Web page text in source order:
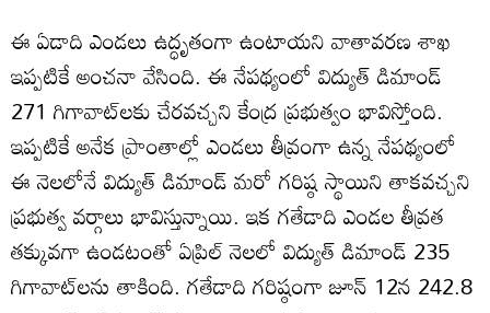
ఈ ఏడాది ఎండలు ఉద్ధృతంగా ఉంటాయని వాతావరణ శాఖ
ఇప్పటికే అంచనా వేసింది. ఈ నేపథ్యంలో విద్యుత్ డిమాండ్
271 గిగావాట్‌లకు చేరవచ్చని కేంద్ర ప్రభుత్వం భావిస్తోంది.
ఇప్పటికే అనేక ప్రాంతాల్లో ఎండలు తీవ్రంగా ఉన్న నేపథ్యంలో
ఈ నెలలోనే విద్యుత్ డిమాండ్ మరో గరిష్ఠ స్థాయిని తాకవచ్చని
ప్రభుత్వ వర్గాలు భావిస్తున్నాయి. ఇక గతేడాది ఎండల తీవ్రత
తక్కువగా ఉండటంతో ఏప్రిల్‌ నెలలో విద్యుత్ డిమాండ్ 235
గిగావాట్‌లను తాకింది. గతేడాది గరిష్ఠంగా జూన్ 12న 242.8